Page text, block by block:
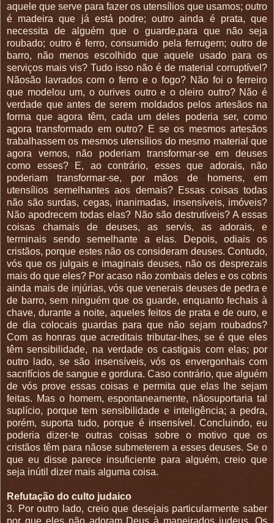
aquele que serve para fazer os utensílios que usamos; outro
é madeira que já está podre; outro ainda é prata, que
necessita de alguém que o guarde,para que não seja
roubado; outro é ferro, consumido pela ferrugem; outro de
barro, não menos escolhido que aquele usado para os
serviços mais vis? Tudo isso não é de material corruptível?
Nãosão lavrados com o ferro e o fogo? Não foi o ferreiro
que modelou um, o ourives outro e o oleiro outro? Não é
verdade que antes de serem moldados pelos artesãos na
forma que agora têm, cada um deles poderia ser, como
agora transformado em outro? E se os mesmos artesãos
trabalhassem os mesmos utensílios do mesmo material que
agora vemos, não poderiam transformar-se em deuses
como esses? E, ao contrário, esses que adorais, não
poderiam transformar-se, por mãos de homens, em
utensílios semelhantes aos demais? Essas coisas todas
não são surdas, cegas, inanimadas, insensíveis, imóveis?
Não apodrecem todas elas? Não são destrutíveis? A essas
coisas chamais de deuses, as servis, as adorais, e
terminais sendo semelhante a elas. Depois, odiais os
cristãos, porque estes não os consideram deuses. Contudo,
vós que os julgais e imaginais deuses, não os desprezais
mais do que eles? Por acaso não zombais deles e os cobris
ainda mais de injúrias, vós que venerais deuses de pedra e
de barro, sem ninguém que os guarde, enquanto fechais à
chave, durante a noite, aqueles feitos de prata e de ouro, e
de dia colocais guardas para que não sejam roubados?
Com as honras que acreditais tributar-lhes, se é que eles
têm sensibilidade, na verdade os castigais com elas; por
outro lado, se são insensíveis, vós os envergonhais com
sacrifícios de sangue e gordura. Caso contrário, que alguém
de vós prove essas coisas e permita que elas lhe sejam
feitas. Mas o homem, espontaneamente, nãosuportaria tal
suplício, porque tem sensibilidade e inteligência; a pedra,
porém, suporta tudo, porque é insensível. Concluindo, eu
poderia dizer-te outras coisas sobre o motivo que os
cristãos têm para nãose submeterem a esses deuses. Se o
que eu disse parece insuficiente para alguém, creio que
seja inútil dizer mais alguma coisa.
Refutação do culto judaico
3. Por outro lado, creio que desejais particularmente saber
por que eles não adoram Deus à maneirados judeus. Os